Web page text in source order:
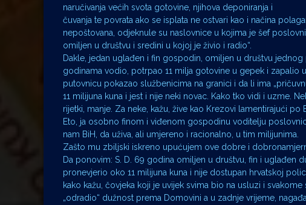
naručivanja većih svota gotovine, njihova deponiranja i
čuvanja te povrata ako se isplata ne ostvari kao i načina
nepoštovana, odjeknule su naslovnice u kojima je šef
omiljen u društvu i sredini u kojoj je živio i radio“.
Dakle, jedan uglađen i fin gospodin, omiljen u društvu
godinama vodio, potrpao 11 milja gotovine u gepek i zapalio
putovnicu pokazao službenicima na granici i da li ima
11 milijuna kuna i jest i nije neki novac. Kako tko vidi i uzme.
rijetki, manje. Za neke, kažu, žive kao Krezovi lamentirajući
Eto, ja osobno finom i viđenom gospodinu voditelju
nam BiH, da uživa, ali umjereno i racionalno, u tim milijunima.
Zašto mu zbiljski iskreno upućujem ove dobre i
Da ponovim: S. D. 69 godina omiljen u društvu, fin i uglađen
pronevjerio oko 11 milijuna kuna i nije dostupan hrvatskoj
kako kažu, čovjeka koji je uvijek svima bio na usluzi i
„odradio“ dužnost prema Domovini a u zadnje vrijeme,